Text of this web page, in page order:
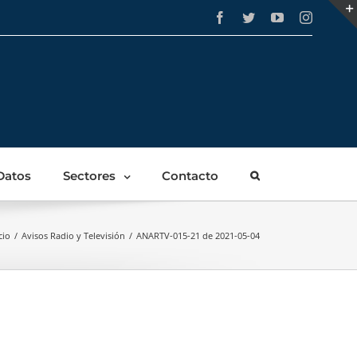
Facebook
TwitterYouTube
Sectores Contacto
/ Avisos Radio y Televisión / ANARTV-015-21 de 2021-05-04